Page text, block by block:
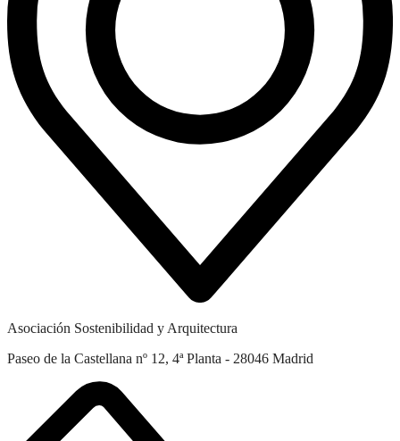
Asociación Sostenibilidad y Arquitectura
Paseo de la Castellana nº 12, 4ª Planta - 28046 Madrid